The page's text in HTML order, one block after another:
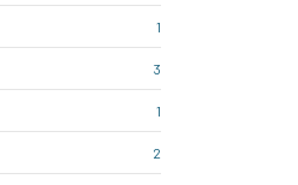
1
3
1
2